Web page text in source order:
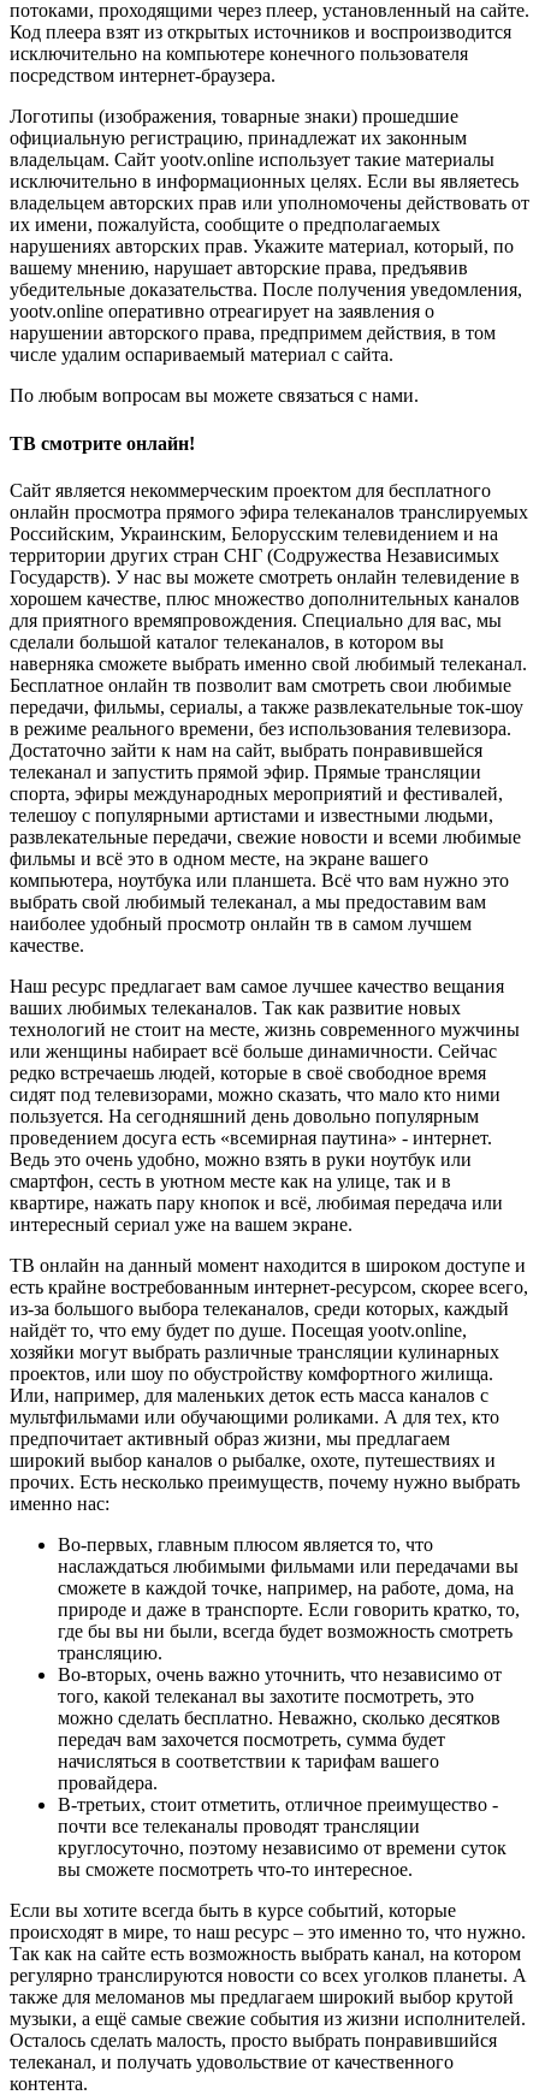
потоками, проходящими через плеер, установленный на сайте.
Код плеера взят из открытых источников и воспроизводится
исключительно на компьютере конечного пользователя
посредством интернет-браузера.
Логотипы (изображения, товарные знаки) прошедшие
официальную регистрацию, принадлежат их законным
владельцам. Сайт yootv.online использует такие материалы
исключительно в информационных целях. Если вы являетесь
владельцем авторских прав или уполномочены действовать от
их имени, пожалуйста, сообщите о предполагаемых
нарушениях авторских прав. Укажите материал, который, по
вашему мнению, нарушает авторские права, предъявив
убедительные доказательства. После получения уведомления,
yootv.online оперативно отреагирует на заявления о
нарушении авторского права, предпримем действия, в том
числе удалим оспариваемый материал с сайта.
По любым вопросам вы можете связаться с нами.
ТВ смотрите онлайн!
Сайт является некоммерческим проектом для бесплатного
онлайн просмотра прямого эфира телеканалов транслируемых
Российским, Украинским, Белорусским телевидением и на
территории других стран СНГ (Содружества Независимых
Государств). У нас вы можете смотреть онлайн телевидение в
хорошем качестве, плюс множество дополнительных каналов
для приятного времяпровождения. Специально для вас, мы
сделали большой каталог телеканалов, в котором вы
наверняка сможете выбрать именно свой любимый телеканал.
Бесплатное онлайн тв позволит вам смотреть свои любимые
передачи, фильмы, сериалы, а также развлекательные ток-шоу
в режиме реального времени, без использования телевизора.
Достаточно зайти к нам на сайт, выбрать понравившейся
телеканал и запустить прямой эфир. Прямые трансляции
спорта, эфиры международных мероприятий и фестивалей,
телешоу с популярными артистами и известными людьми,
развлекательные передачи, свежие новости и всеми любимые
фильмы и всё это в одном месте, на экране вашего
компьютера, ноутбука или планшета. Всё что вам нужно это
выбрать свой любимый телеканал, а мы предоставим вам
наиболее удобный просмотр онлайн тв в самом лучшем
качестве.
Наш ресурс предлагает вам самое лучшее качество вещания
ваших любимых телеканалов. Так как развитие новых
технологий не стоит на месте, жизнь современного мужчины
или женщины набирает всё больше динамичности. Сейчас
редко встречаешь людей, которые в своё свободное время
сидят под телевизорами, можно сказать, что мало кто ними
пользуется. На сегодняшний день довольно популярным
проведением досуга есть «всемирная паутина» - интернет.
Ведь это очень удобно, можно взять в руки ноутбук или
смартфон, сесть в уютном месте как на улице, так и в
квартире, нажать пару кнопок и всё, любимая передача или
интересный сериал уже на вашем экране.
ТВ онлайн на данный момент находится в широком доступе и
есть крайне востребованным интернет-ресурсом, скорее всего,
из-за большого выбора телеканалов, среди которых, каждый
найдёт то, что ему будет по душе. Посещая yootv.online,
хозяйки могут выбрать различные трансляции кулинарных
проектов, или шоу по обустройству комфортного жилища.
Или, например, для маленьких деток есть масса каналов с
мультфильмами или обучающими роликами. А для тех, кто
предпочитает активный образ жизни, мы предлагаем
широкий выбор каналов о рыбалке, охоте, путешествиях и
прочих. Есть несколько преимуществ, почему нужно выбрать
именно нас:
Во-первых, главным плюсом является то, что
наслаждаться любимыми фильмами или передачами вы
сможете в каждой точке, например, на работе, дома, на
природе и даже в транспорте. Если говорить кратко, то,
где бы вы ни были, всегда будет возможность смотреть
трансляцию.
Во-вторых, очень важно уточнить, что независимо от
того, какой телеканал вы захотите посмотреть, это
можно сделать бесплатно. Неважно, сколько десятков
передач вам захочется посмотреть, сумма будет
начисляться в соответствии к тарифам вашего
провайдера.
В-третьих, стоит отметить, отличное преимущество -
почти все телеканалы проводят трансляции
круглосуточно, поэтому независимо от времени суток
вы сможете посмотреть что-то интересное.
Если вы хотите всегда быть в курсе событий, которые
происходят в мире, то наш ресурс – это именно то, что нужно.
Так как на сайте есть возможность выбрать канал, на котором
регулярно транслируются новости со всех уголков планеты. А
также для меломанов мы предлагаем широкий выбор крутой
музыки, а ещё самые свежие события из жизни исполнителей.
Осталось сделать малость, просто выбрать понравившийся
телеканал, и получать удовольствие от качественного
контента.